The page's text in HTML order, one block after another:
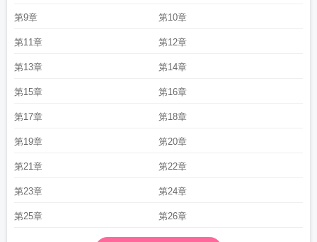
第9章 第10章
第11章 第12章
第13章 第14章
第15章 第16章
第17章 第18章
第19章 第20章
第21章 第22章
第23章 第24章
第25章 第26章